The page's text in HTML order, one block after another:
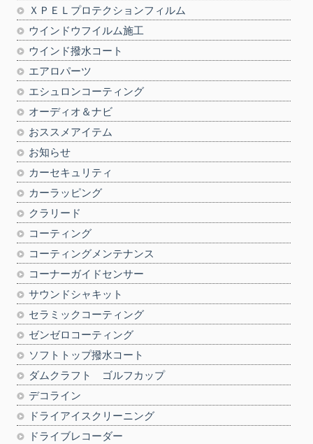
ＸＰＥＬプロテクションフィルム
ウインドウフイルム施工
ウインド撥水コート
エアロパーツ
エシュロンコーティング
オーディオ＆ナビ
おススメアイテム
お知らせ
カーセキュリティ
カーラッピング
クラリード
コーティング
コーティングメンテナンス
コーナーガイドセンサー
サウンドシャキット
セラミックコーティング
ゼンゼロコーティング
ソフトトップ撥水コート
ダムクラフト ゴルフカップ
デコライン
ドライアイスクリーニング
ドライブレコーダー